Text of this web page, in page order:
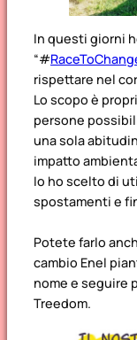
In questi giorni
“#
rispettare nel
Lo scopo è
persone
una sola
impatto
Io ho scelto di
spostamenti e
Potete farlo
cambio Enel
nome e seguire
Treedom.